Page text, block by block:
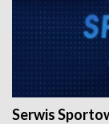
Serwis